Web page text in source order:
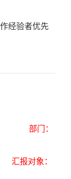
经验者优先
部门：
汇报对象：